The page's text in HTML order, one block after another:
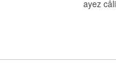
ayez